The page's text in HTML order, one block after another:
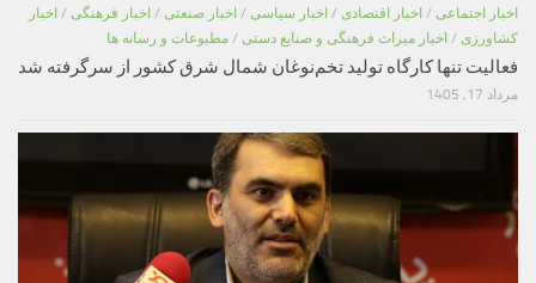
اخبار اجتماعی / اخبار اقتصادی / اخبار سیاسی / اخبار صنعتی / اخبار فرهنگی / اخبار
کشاورزی / اخبار میراث فرهنگی و صنایع دستی / مطبوعات و رسانه ها
فعالیت تنها کارگاه تولید تخم‌نوغان شمال شرق کشور از سرگرفته شد
مرداد 17, 1405